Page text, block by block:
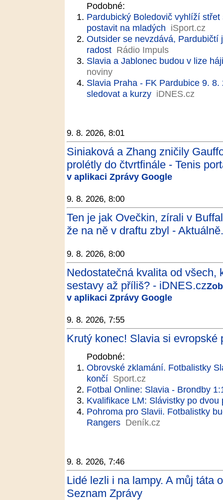
Podobné:
Pardubický Boledovič vyhlíží
postavit na mladých iSport.cz
Outsider se nevzdává,
radost Rádio Impuls
Slavia a Jablonec budou v lize
noviny
Slavia Praha - FK Pardubice 9.
sledovat a kurzy iDNES.cz
9. 8. 2026, 8:01
Siniaková a Zhang zničily
prolétly do čtvrtfinále - Tenis
v aplikaci Zprávy Google
9. 8. 2026, 8:00
Ten je jak Ovečkin, zírali v
že na ně v draftu zbyl -
9. 8. 2026, 8:00
Nedostatečná kvalita od všech,
sestavy až příliš? - iDNES.cz
v aplikaci Zprávy Google
9. 8. 2026, 7:55
Krutý konec! Slavia si evropské
Podobné:
Obrovské zklamání. Fotbalistky
končí Sport.cz
Fotbal Online: Slavia - Brondby
Kvalifikace LM: Slávistky po
Pohroma pro Slavii. Fotbalistky
Rangers Deník.cz
9. 8. 2026, 7:46
Lidé lezli i na lampy. A můj táta
Seznam Zprávy